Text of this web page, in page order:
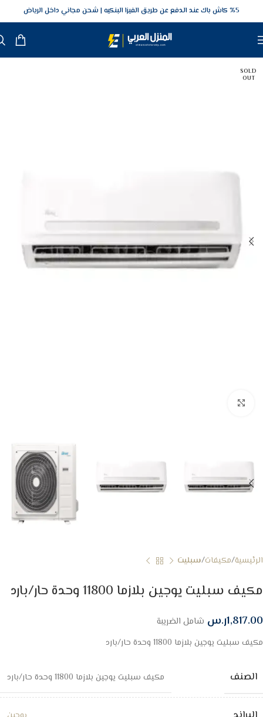
5‎% كاش باك عند الدفع عن طريق الفيزا البنكيه شحن مجاني داخل الرياض
SOLD
OUT
الرئيسية مكيفات سبليت
مكيف سبليت يوجين بلازما 11800 وحدة حار/بارد
1,817.00ر.س شامل الضريبة
مكيف سبليت يوجين بلازما 11800 وحدة حار/بارد
الصنف مكيف سبليت يوجين بلازما 11800 وحدة حار/بارد